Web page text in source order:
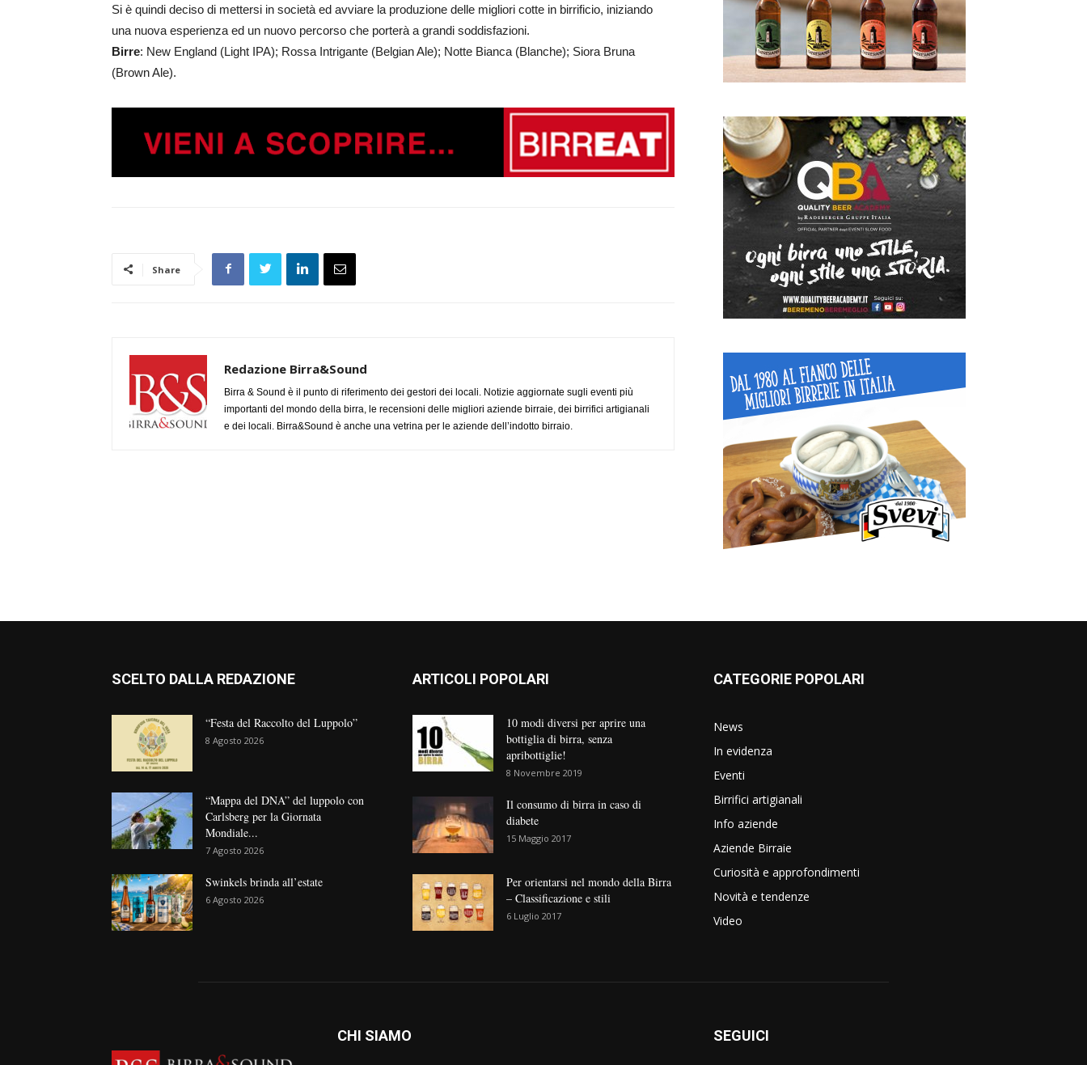
Si è quindi deciso di mettersi in società ed avviare la produzione delle migliori cotte in birrificio, iniziando
una nuova esperienza ed un nuovo percorso che porterà a grandi soddisfazioni.
Birre: New England (Light IPA); Rossa Intrigante (Belgian Ale); Notte Bianca (Blanche); Siora Bruna
(Brown Ale).
Share
Redazione Birra&Sound
Birra & Sound è il punto di riferimento dei gestori dei locali. Notizie aggiornate sugli eventi più
importanti del mondo della birra, le recensioni delle migliori aziende birraie, dei birrifici artigianali
e dei locali. Birra&Sound è anche una vetrina per le aziende dell’indotto birraio.
SCELTO DALLA REDAZIONE
“Festa del Raccolto del Luppolo”
8 Agosto 2026
“Mappa del DNA” del luppolo con
Carlsberg per la Giornata
Mondiale...
7 Agosto 2026
Swinkels brinda all’estate
6 Agosto 2026
ARTICOLI POPOLARI
10 modi diversi per aprire una
bottiglia di birra, senza
apribottiglie!
8 Novembre 2019
Il consumo di birra in caso di
diabete
15 Maggio 2017
Per orientarsi nel mondo della Birra
– Classificazione e stili
6 Luglio 2017
CATEGORIE POPOLARI
News
In evidenza
Eventi
Birrifici artigianali
Info aziende
Aziende Birraie
Curiosità e approfondimenti
Novità e tendenze
Video
CHI SIAMO SEGUICI